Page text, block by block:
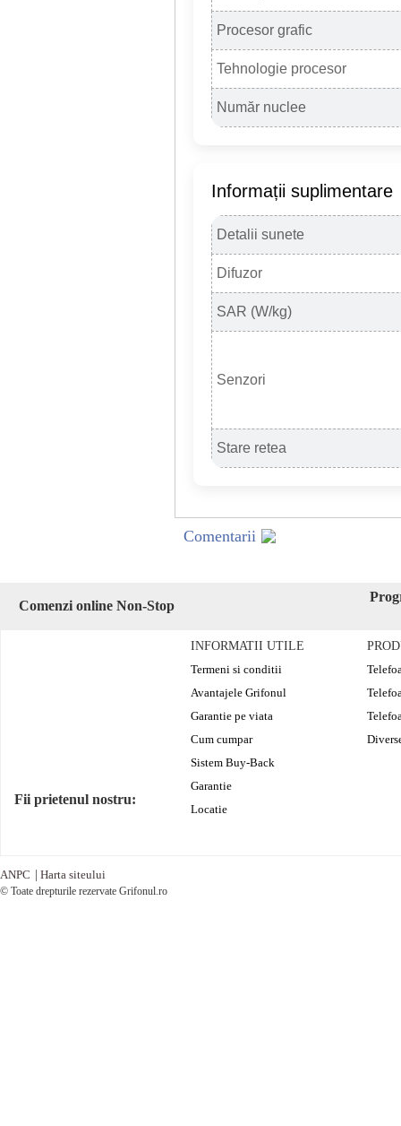
Procesor grafic
Tehnologie procesor
Număr nuclee
Informații suplimentare
Detalii sunete
Difuzor
SAR (W/kg)
Senzori
Stare retea
Comentarii
Comenzi online Non-Stop
Fii prietenul nostru:
INFORMATII UTILE
Termeni si conditii
Avantajele Grifonul
Garantie pe viata
Cum cumpar
Sistem Buy-Back
Garantie
Locatie
ANPC Harta siteului
© Toate drepturile rezervate Grifonul.ro